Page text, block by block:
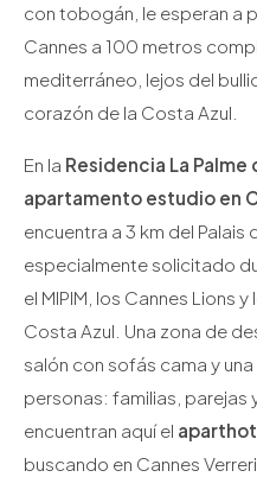
con tobogán, le esperan a
Cannes a 100 metros
mediterráneo, lejos del
corazón de la Costa Azul.
En la Residencia La Palme
apartamento estudio en
encuentra a 3 km del Palais
especialmente solicitado
el MIPIM, los Cannes Lions
Costa Azul. Una zona de
salón con sofás cama y
personas: familias, parejas
encuentran aquí el
buscando en Cannes